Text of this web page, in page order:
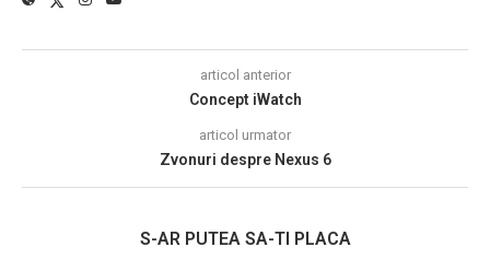
articol anterior
Concept iWatch
articol urmator
Zvonuri despre Nexus 6
S-AR PUTEA SA-TI PLACA